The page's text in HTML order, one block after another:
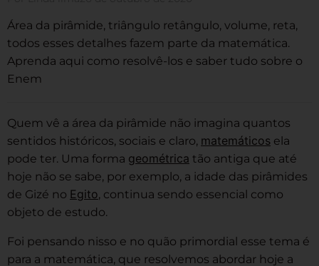
Área da pirâmide, triângulo retângulo, volume, reta,
todos esses detalhes fazem parte da matemática.
Aprenda aqui como resolvê-los e saber tudo sobre o
Enem
Quem vê a área da pirâmide não imagina quantos
sentidos históricos, sociais e claro, matemáticos ela
pode ter. Uma forma geométrica tão antiga que até
hoje não se sabe, por exemplo, a idade das pirâmides
de Gizé no Egito, continua sendo essencial como
objeto de estudo.
Foi pensando nisso e no quão primordial esse tema é
para a matemática, que resolvemos abordar hoje a